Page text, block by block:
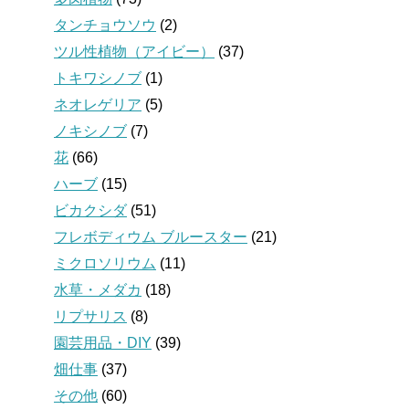
タンチョウソウ (2)
ツル性植物（アイビー）
(37)
トキワシノブ (1)
ネオレゲリア (5)
ノキシノブ (7)
花 (66)
ハーブ (15)
ビカクシダ(51)
フレボディウム ブルースター (21)
ミクロソリウム (11)
水草・メダカ (18)
リプサリス (8)
園芸用品・DIY (39)
畑仕事 (37)
その他 (60)